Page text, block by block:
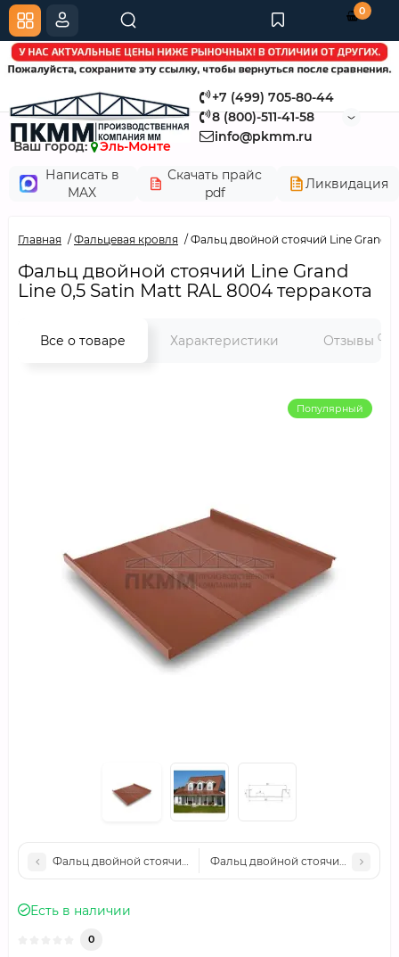
+7 (499) 705-80-44
8 (800)-511-41-58
info@pkmm.ru
Ваш город:
Эль-Монте
Написать в
MAX
Скачать прайс
pdf
Ликвидация
0
Главная Фальцевая кровля Фальц двойной стоячий Line Grand
Фальц двойной стоячий Line Grand
Line 0,5 Satin Мatt RAL 8004 терракота
Все о товаре Характеристики Отзывы 0
Популярный
Фальц двойной стоячий Line Grand Line 0,45 Drap с пленкой
Фальц двойной стоячий Line
Есть в наличии
0